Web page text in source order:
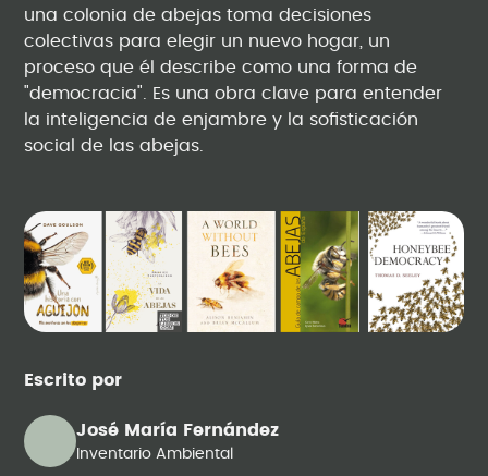
Escrito por
José María Fernández
Inventario Ambiental
una colonia de abejas toma decisiones
colectivas para elegir un nuevo hogar, un
proceso que él describe como una forma de
"democracia". Es una obra clave para entender
la inteligencia de enjambre y la sofisticación
social de las abejas.